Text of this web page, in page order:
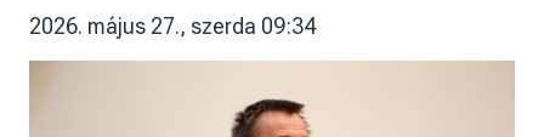
2026. május 27., szerda 09:34